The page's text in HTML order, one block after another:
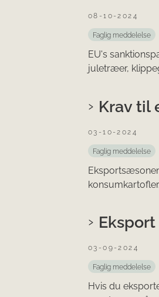
08-10-2024
Faglig meddelelse
EU's
juletræer,
Krav til
03-10-2024
Faglig meddelelse
konsumkartofler.
03-09-2024
Faglig meddelelse
Hvis du